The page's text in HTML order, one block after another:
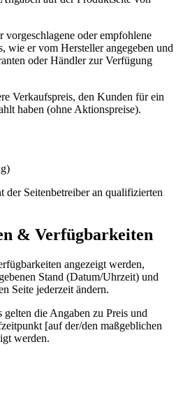
vorgeschlagene oder empfohlene
wie er vom Hersteller angegeben und
oder Händler zur Verfügung
Verkaufspreis, den Kunden für ein
haben (ohne Aktionspreise).
der Seitenbetreiber an qualifizierten
& Verfügbarkeiten
angezeigt werden,
Stand (Datum/Uhrzeit) und
Seite jederzeit ändern.
die Angaben zu Preis und
[auf der/den maßgeblichen
werden.